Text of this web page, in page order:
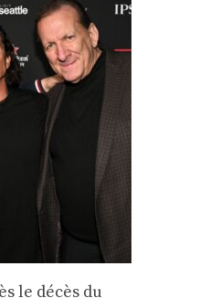
le décès du